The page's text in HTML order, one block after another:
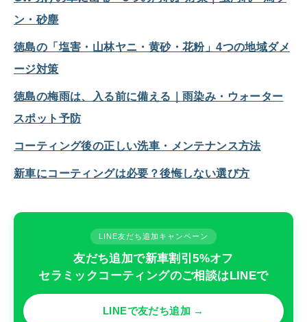
ン・砂塵
徳島の「塩害・山林ヤニ・黄砂・花粉」4つの地域ダメ
ージ対策
徳島の梅雨は、入る前に備える｜雨染み・ウォーター
スポット予防
コーティング後の正しい洗車・メンテナンス方法
新車にコーティングは必要？後悔しない選び方
LINE友だち追加キャンペーン
友だち追加で新車割引5%オフ
セラミックコーティングのご相談はLINEで
LINEで友だち追加 →